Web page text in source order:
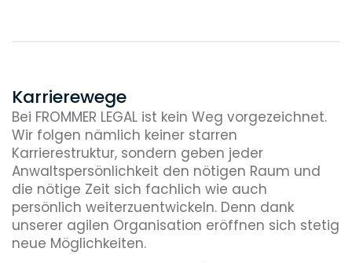
Karrierewege
Bei FROMMER LEGAL ist kein Weg vorgezeichnet.
Wir folgen nämlich keiner starren
Karrierestruktur, sondern geben jeder
Anwaltspersönlichkeit den nötigen Raum und
die nötige Zeit sich fachlich wie auch
persönlich weiterzuentwickeln. Denn dank
unserer agilen Organisation eröffnen sich stetig
neue Möglichkeiten.